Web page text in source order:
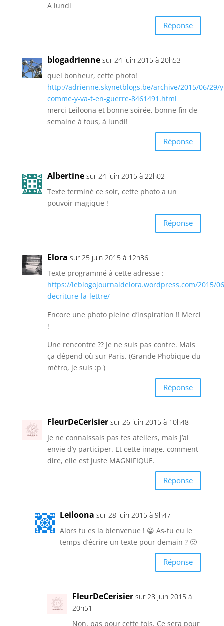
A lundi
Réponse
blogadrienne sur 24 juin 2015 à 20h53
quel bonheur, cette photo!
http://adrienne.skynetblogs.be/archive/2015/06/29/
comme-y-va-t-en-guerre-8461491.html
merci Leiloona et bonne soirée, bonne fin de
semaine à tous, à lundi!
Réponse
Albertine sur 24 juin 2015 à 22h02
Texte terminé ce soir, cette photo a un
pouvoir magique !
Réponse
Elora sur 25 juin 2015 à 12h36
Texte programmé à cette adresse :
https://leblogojournaldelora.wordpress.com/2015/
decriture-la-lettre/
Encore une photo pleine d’inspiration !! Merci
!
Une rencontre ?? Je ne suis pas contre. Mais
ça dépend où sur Paris. (Grande Phobique du
métro, je suis :p )
Réponse
FleurDeCerisier sur 26 juin 2015 à 10h48
Je ne connaissais pas tes ateliers, mais j’ai
envie d’y participer. Et cette image, comment
dire, elle est juste MAGNIFIQUE.
Réponse
Leiloona sur 28 juin 2015 à 9h47
Alors tu es la bienvenue ! 😀 As-tu eu le
temps d’écrire un texte pour demain ? 🙂
Réponse
FleurDeCerisier sur 28 juin 2015 à
20h51
Non, pas pour cette fois. Ce sera pour